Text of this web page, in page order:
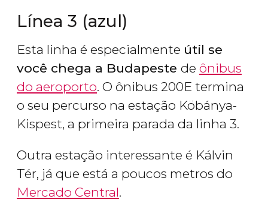
Línea 3 (azul)
Esta linha é especialmente útil se
você chega a Budapeste de ônibus
do aeroporto. O ônibus 200E termina
o seu percurso na estação Köbánya-
Kispest, a primeira parada da linha 3.
Outra estação interessante é Kálvin
Tér, já que está a poucos metros do
Mercado Central.